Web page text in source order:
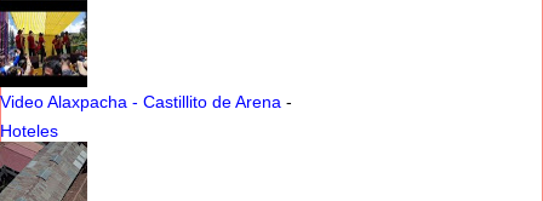
Video Alaxpacha - Castillito de Arena -
Hoteles